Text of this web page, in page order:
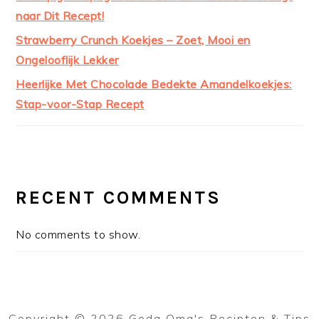
naar Dit Recept!
Strawberry Crunch Koekjes – Zoet, Mooi en
Ongelooflijk Lekker
Heerlijke Met Chocolade Bedekte Amandelkoekjes:
Stap-voor-Stap Recept
RECENT COMMENTS
No comments to show.